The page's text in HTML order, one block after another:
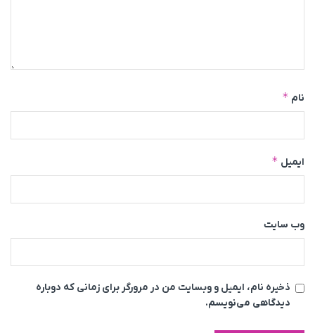
نام *
ایمیل *
وب‌ سایت
ذخیره نام، ایمیل و وبسایت من در مرورگر برای زمانی که دوباره
دیدگاهی می‌نویسم.